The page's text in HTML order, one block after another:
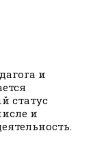
и
статус
и